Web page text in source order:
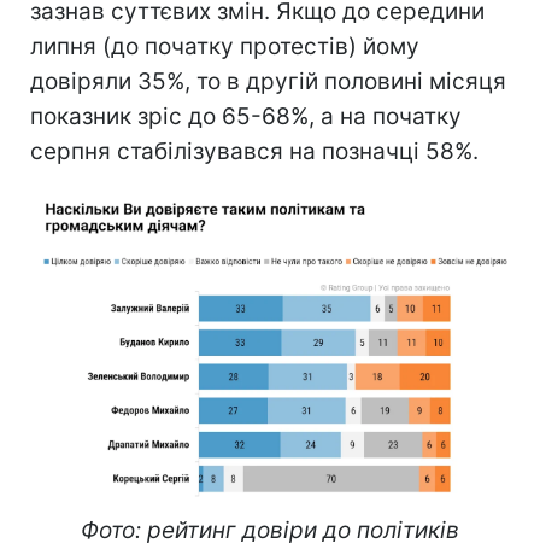
зазнав суттєвих змін. Якщо до середини
липня (до початку протестів) йому
довіряли 35%, то в другій половині місяця
показник зріс до 65-68%, а на початку
серпня стабілізувався на позначці 58%.
Фото: рейтинг довіри до політиків